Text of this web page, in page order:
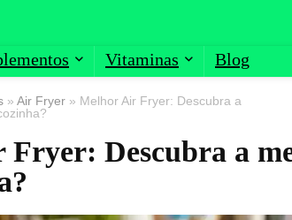
Vitaminas Blog
» Air Fryer » Melhor Air Fryer: Descubra a
Descubra a